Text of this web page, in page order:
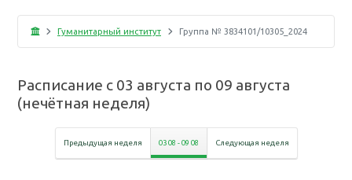
Гуманитарный институт Группа № 3834101/10305_2024
Расписание с 03 августа по 09 августа
(нечётная неделя)
Предыдущая неделя 03 08 -09 08 Следующая неделя